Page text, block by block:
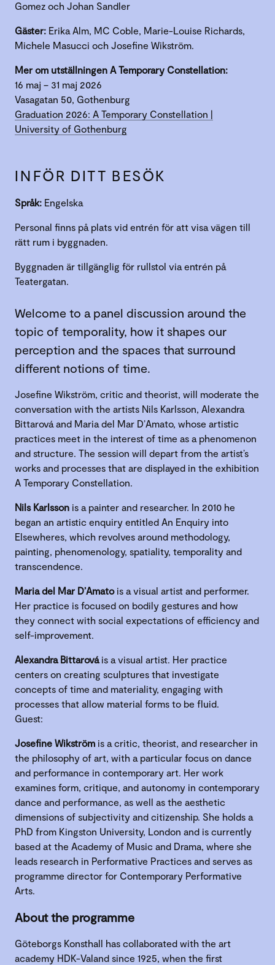
Gomez och Johan Sandler
Gäster: Erika Alm, MC Coble, Marie-Louise Richards,
Michele Masucci och Josefine Wikström.
Mer om utställningen A Temporary Constellation:
16 maj – 31 maj 2026
Vasagatan 50, Gothenburg
Graduation 2026: A Temporary Constellation |
University of Gothenburg
INFÖR DITT BESÖK
Språk: Engelska
Personal finns på plats vid entrén för att visa vägen till
rätt rum i byggnaden.
Byggnaden är tillgänglig för rullstol via entrén på
Teatergatan.
Welcome to a panel discussion around the
topic of temporality, how it shapes our
perception and the spaces that surround
different notions of time.
Josefine Wikström, critic and theorist, will moderate the
conversation with the artists Nils Karlsson, Alexandra
Bittarová and Maria del Mar D’Amato, whose artistic
practices meet in the interest of time as a phenomenon
and structure. The session will depart from the artist’s
works and processes that are displayed in the exhibition
A Temporary Constellation.
Nils Karlsson is a painter and researcher. In 2010 he
began an artistic enquiry entitled An Enquiry into
Elsewheres, which revolves around methodology,
painting, phenomenology, spatiality, temporality and
transcendence.
Maria del Mar D’Amatois a visual artist and performer.
Her practice is focused on bodily gestures and how
they connect with social expectations of efficiency and
self-improvement.
Alexandra Bittarováis a visual artist. Her practice
centers on creating sculptures that investigate
concepts of time and materiality, engaging with
processes that allow material forms to be fluid.
Guest:
Josefine Wikström is a critic, theorist, and researcher in
the philosophy of art, with a particular focus on dance
and performance in contemporary art. Her work
examines form, critique, and autonomy in contemporary
dance and performance, as well as the aesthetic
dimensions of subjectivity and citizenship. She holds a
PhD from Kingston University, London and is currently
based at the Academy of Music and Drama, where she
leads research in Performative Practices and serves as
programme director for Contemporary Performative
Arts.
About the programme
Göteborgs Konsthall has collaborated with the art
academy HDK-Valand since 1925, when the first